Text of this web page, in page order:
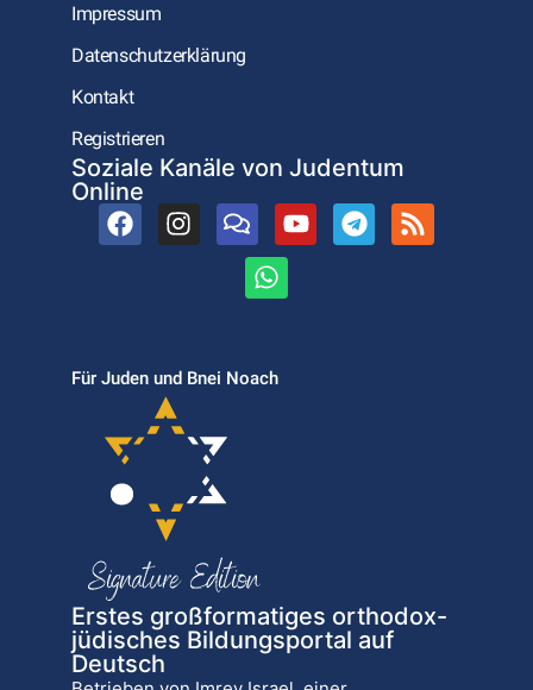
Impressum
Datenschutzerklärung
Kontakt
Registrieren
Soziale Kanäle von Judentum
Online
Für Juden und Bnei Noach
Erstes großformatiges orthodox-
jüdisches Bildungsportal auf
Deutsch